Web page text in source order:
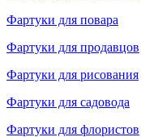
Фартуки для повара
Фартуки для продавцов
Фартуки для рисования
Фартуки для садовода
Фартуки для флористов